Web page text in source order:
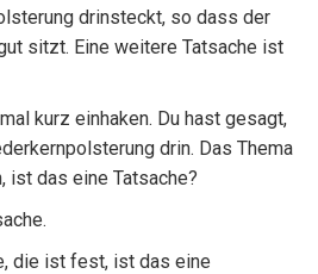
drinsteckt, so dass der
sitzt. Eine weitere Tatsache ist
kurz einhaken. Du hast gesagt,
drin. Das Thema
ist das eine Tatsache?
die ist fest, ist das eine